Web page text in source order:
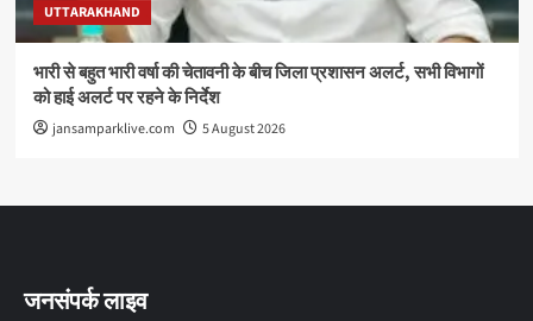
UTTARAKHAND
भारी से बहुत भारी वर्षा की चेतावनी के बीच जिला प्रशासन अलर्ट, सभी विभागों
को हाई अलर्ट पर रहने के निर्देश
jansamparklive.com 5 August 2026
जनसंपर्क लाइव